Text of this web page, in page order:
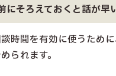
にそろえておくと話が早
時間を有効に使うため
られます。